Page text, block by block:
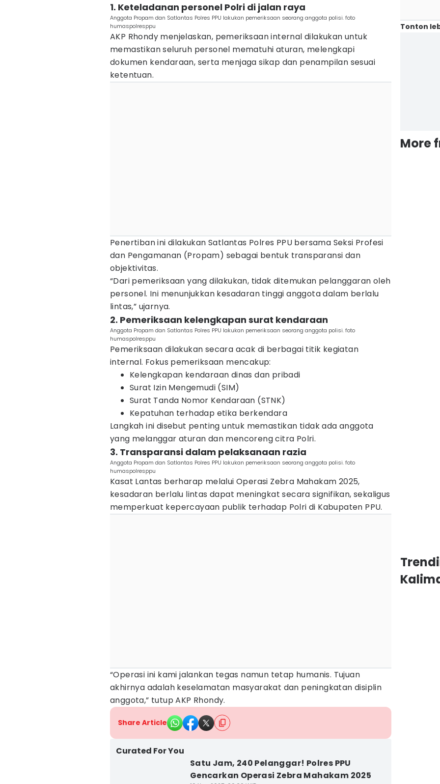
1. Keteladanan personel Polri di jalan raya
Anggota Propam dan Satlantas Polres PPU lakukan pemeriksaan seorang anggota polisi. foto
humaspolresppu
AKP Rhondy menjelaskan, pemeriksaan internal dilakukan untuk
memastikan seluruh personel mematuhi aturan, melengkapi
dokumen kendaraan, serta menjaga sikap dan penampilan sesuai
ketentuan.
Penertiban ini dilakukan Satlantas Polres PPU bersama Seksi Profesi
dan Pengamanan (Propam) sebagai bentuk transparansi dan
objektivitas.
“Dari pemeriksaan yang dilakukan, tidak ditemukan pelanggaran oleh
personel. Ini menunjukkan kesadaran tinggi anggota dalam berlalu
lintas,” ujarnya.
2. Pemeriksaan kelengkapan surat kendaraan
Anggota Propam dan Satlantas Polres PPU lakukan pemeriksaan seorang anggota polisi. foto
humaspolresppu
Pemeriksaan dilakukan secara acak di berbagai titik kegiatan
internal. Fokus pemeriksaan mencakup:
Kelengkapan kendaraan dinas dan pribadi
Surat Izin Mengemudi (SIM)
Surat Tanda Nomor Kendaraan (STNK)
Kepatuhan terhadap etika berkendara
Langkah ini disebut penting untuk memastikan tidak ada anggota
yang melanggar aturan dan mencoreng citra Polri.
3. Transparansi dalam pelaksanaan razia
Anggota Propam dan Satlantas Polres PPU lakukan pemeriksaan seorang anggota polisi. foto
humaspolresppu
Kasat Lantas berharap melalui Operasi Zebra Mahakam 2025,
kesadaran berlalu lintas dapat meningkat secara signifikan, sekaligus
memperkuat kepercayaan publik terhadap Polri di Kabupaten PPU.
“Operasi ini kami jalankan tegas namun tetap humanis. Tujuan
akhirnya adalah keselamatan masyarakat dan peningkatan disiplin
anggota,” tutup AKP Rhondy.
Share Article
Curated For You
Satu Jam, 240 Pelanggar! Polres PPU
Gencarkan Operasi Zebra Mahakam 2025
Tonton
More